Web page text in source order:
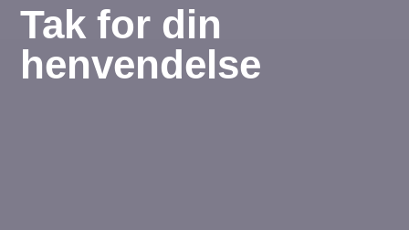
Tak for din
henvendelse